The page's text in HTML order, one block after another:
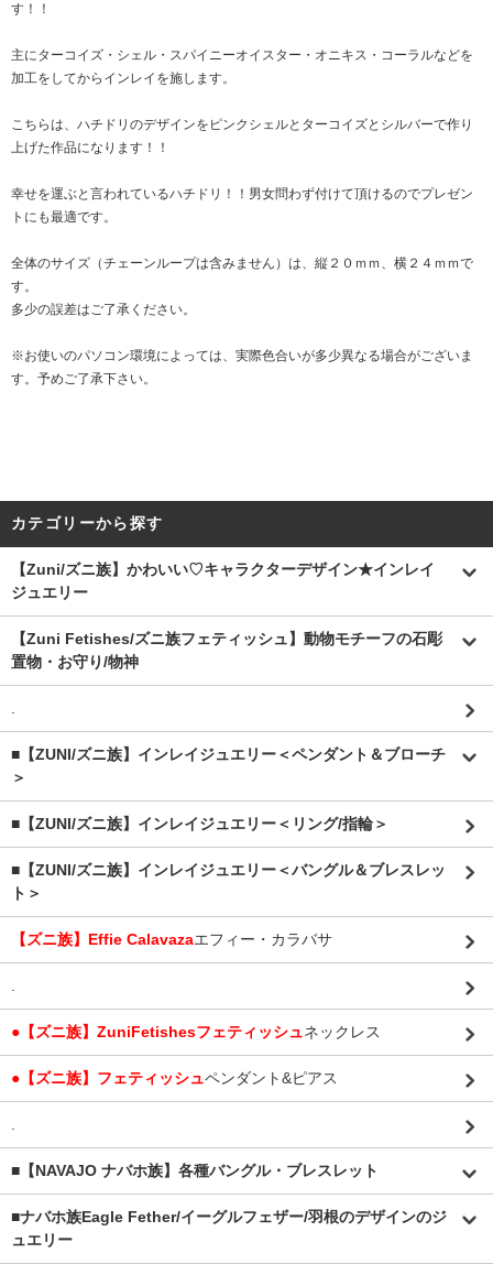
す！！
主にターコイズ・シェル・スパイニーオイスター・オニキス・コーラルなどを
加工をしてからインレイを施します。
こちらは、ハチドリのデザインをピンクシェルとターコイズとシルバーで作り
上げた作品になります！！
幸せを運ぶと言われているハチドリ！！男女問わず付けて頂けるのでプレゼン
トにも最適です。
全体のサイズ（チェーンループは含みません）は、縦２０ｍｍ、横２４ｍｍで
す。
多少の誤差はご了承ください。
※お使いのパソコン環境によっては、実際色合いが多少異なる場合がございま
す。予めご了承下さい。
カテゴリーから探す
【Zuni/ズニ族】かわいい♡キャラクターデザイン★インレイ
ジュエリー
【Zuni Fetishes/ズニ族フェティッシュ】動物モチーフの石彫
置物・お守り/物神
■【ZUNI/ズニ族】インレイジュエリー＜ペンダント＆ブローチ
＞
■【ZUNI/ズニ族】インレイジュエリー＜リング/指輪＞
■【ZUNI/ズニ族】インレイジュエリー＜バングル＆ブレスレッ
ト＞
【ズニ族】Effie Calavazaエフィー・カラバサ
●【ズニ族】ZuniFetishesフェティッシュネックレス
●【ズニ族】フェティッシュペンダント&ピアス
■【NAVAJO ナバホ族】各種バングル・ブレスレット
■ナバホ族Eagle Fether/イーグルフェザー/羽根のデザインのジ
ュエリー